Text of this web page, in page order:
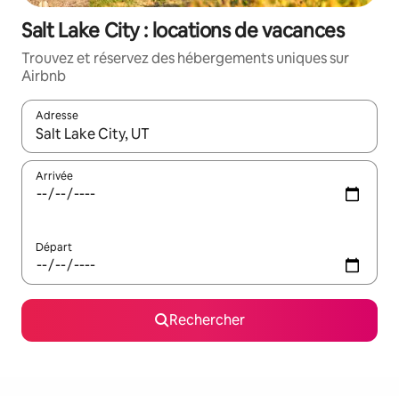
Salt Lake City : locations de vacances
Trouvez et réservez des hébergements uniques sur
Airbnb
Adresse
Lorsque les résultats s'affichent, utilisez les flèches vers le
Arrivée
Départ
Rechercher